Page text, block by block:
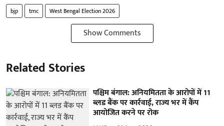
bjp tmc West Bengal Election 2026
Show Comments
Related Stories
पश्चिम बंगाल: अनियमितता के आरोपों में 11
ब्लड बैंक पर कार्रवाई, राज्य भर में कैंप
आयोजित करने पर रोक